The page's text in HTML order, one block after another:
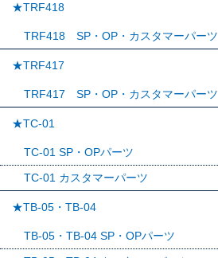
★TRF418
TRF418 SP・OP・カスタマーパーツ
★TRF417
TRF417 SP・OP・カスタマーパーツ
★TC-01
TC-01 SP・OPパーツ
TC-01 カスタマーパーツ
★TB-05・TB-04
TB-05・TB-04 SP・OPパーツ